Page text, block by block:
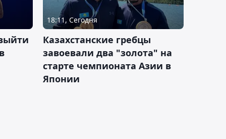
18:11, Сегодня
Казахстанские гребцы
завоевали два "золота" на
старте чемпионата Азии в
Японии